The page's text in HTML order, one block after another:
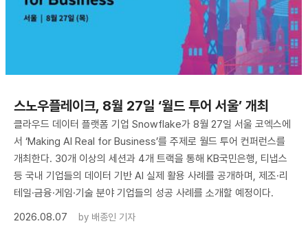
스노우플레이크, 8월 27일 ‘월드 투어 서울’ 개최
클라우드 데이터 플랫폼 기업 Snowflake가 8월 27일 서울 코엑스에
서 ‘Making AI Real for Business’를 주제로 월드 투어 컨퍼런스를
개최한다. 30개 이상의 세션과 4개 트랙을 통해 KB국민은행, 티냅스
등 국내 기업들의 데이터 기반 AI 실제 활용 사례를 공개하며, 제조·리
테일·금융·게임·기술 분야 기업들의 성공 사례를 소개할 예정이다.
2026.08.07
by 배종인 기자